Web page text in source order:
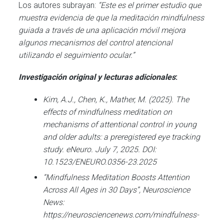
Los autores subrayan: “Este es el primer estudio que
muestra evidencia de que la meditación mindfulness
guiada a través de una aplicación móvil mejora
algunos mecanismos del control atencional
utilizando el seguimiento ocular.”
Investigación original y lecturas adicionales:
Kim, A.J., Chen, K., Mather, M. (2025). The
effects of mindfulness meditation on
mechanisms of attentional control in young
and older adults: a preregistered eye tracking
study. eNeuro. July 7, 2025. DOI:
10.1523/ENEURO.0356-23.2025
“Mindfulness Meditation Boosts Attention
Across All Ages in 30 Days”, Neuroscience
News:
https://neurosciencenews.com/mindfulness-